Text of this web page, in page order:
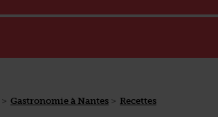
Gastronomie à Nantes Recettes